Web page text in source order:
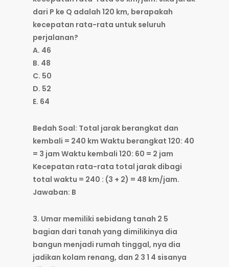
dari P ke Q adalah 120 km, berapakah
kecepatan rata-rata untuk seluruh
perjalanan?
A. 46
B. 48
C. 50
D. 52
E. 64
Bedah Soal: Total jarak berangkat dan
kembali = 240 km Waktu berangkat 120: 40
= 3 jam Waktu kembali 120: 60 = 2 jam
Kecepatan rata-rata total jarak dibagi
total waktu = 240 : (3 + 2) = 48 km/jam.
Jawaban: B
3. Umar memiliki sebidang tanah 2 5
bagian dari tanah yang dimilikinya dia
bangun menjadi rumah tinggal, nya dia
jadikan kolam renang, dan 2 3 1 4 sisanya